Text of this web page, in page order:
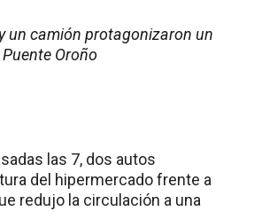
un camión protagonizaron un
Oroño
las 7, dos autos
del hipermercado frente a
redujo la circulación a una